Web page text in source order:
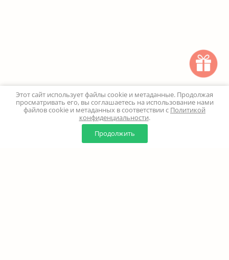
0
Корзина
Этот сайт использует файлы cookie и метаданные. Продолжая
просматривать его, вы соглашаетесь на использование нами
файлов cookie и метаданных в соответствии с Политикой
конфиденциальности.
Продолжить